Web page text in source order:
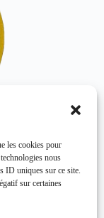
les cookies pour
nous
ID uniques sur ce site.
sur certaines